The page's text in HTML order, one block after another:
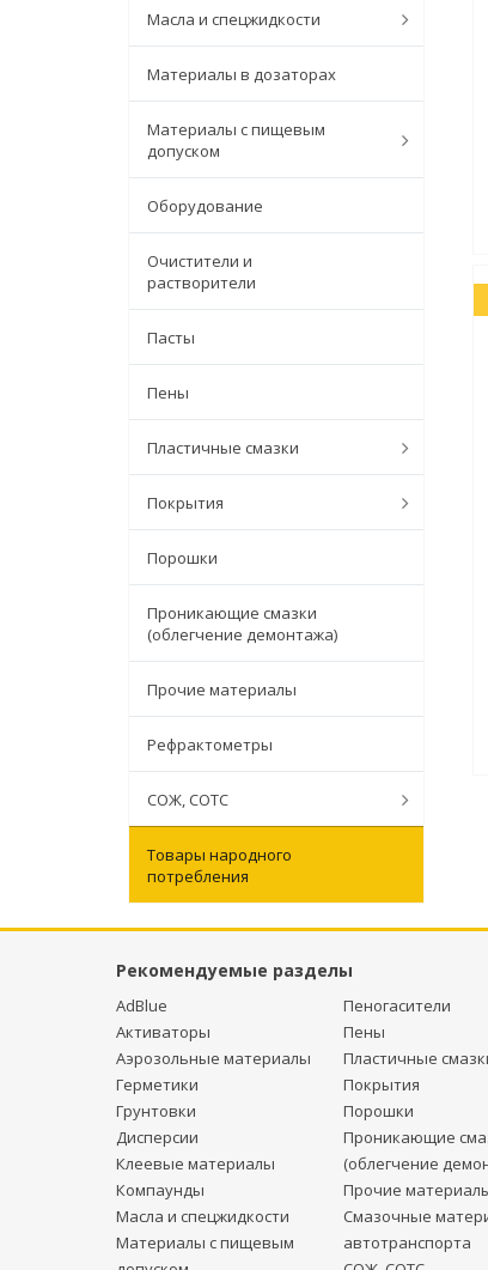
Масла и спецжидкости
Материалы в дозаторах
Материалы с пищевым
допуском
Оборудование
Очистители и
растворители
Пасты
Пены
Пластичные смазки
Покрытия
Порошки
Проникающие смазки
(облегчение демонтажа)
Прочие материалы
Рефрактометры
СОЖ, СОТС
Товары народного
потребления
Рекомендуемые разделы
AdBlue
Активаторы
Аэрозольные материалы
Герметики
Грунтовки
Дисперсии
Клеевые материалы
Компаунды
Масла и спецжидкости
Материалы с пищевым
Пеногасители
Пены
Пластичные
Покрытия
Порошки
Проникающие
(облегчение
Прочие
Смазочные
автотранспорта